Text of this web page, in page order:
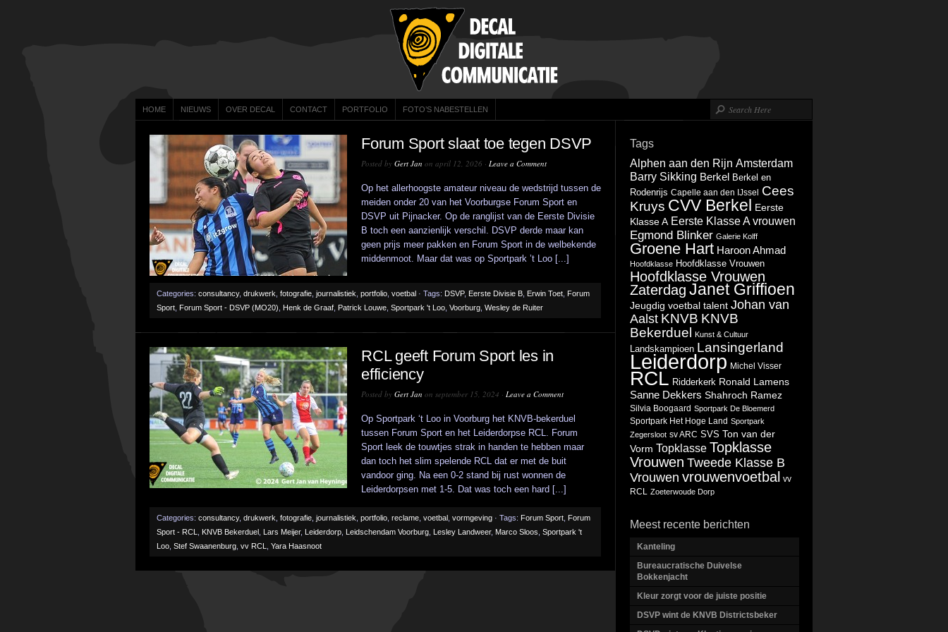
HOME NIEUWS OVER DECAL CONTACT PORTFOLIO FOTO’S NABESTELLEN
Forum Sport slaat toe tegen DSVP
Posted by Gert Jan on april 12, 2026 · Leave a Comment
Op het allerhoogste amateur niveau de wedstrijd tussen de
meiden onder 20 van het Voorburgse Forum Sport en
DSVP uit Pijnacker. Op de ranglijst van de Eerste Divisie
B toch een aanzienlijk verschil. DSVP derde maar kan
geen prijs meer pakken en Forum Sport in de welbekende
middenmoot. Maar dat was op Sportpark ’t Loo [...]
Categories: consultancy, drukwerk fotografie journalistiek portfolio voetbal · Tags: DSVP, Eerste Divisie B Erwin Toet Forum
Sport Forum Sport - DSVP (MO20) Henk de Graaf Patrick Louwe Sportpark 't Loo Voorburg Wesley de Ruiter
RCL geeft Forum Sport les in
efficiency
Posted by Gert Jan on september 15, 2024 · Leave a Comment
Op Sportpark ‘t Loo in Voorburg het KNVB-bekerduel
tussen Forum Sport en het Leiderdorpse RCL. Forum
Sport leek de touwtjes strak in handen te hebben maar
dan toch het slim spelende RCL dat er met de buit
vandoor ging. Na een 0-2 stand bij rust wonnen de
Leiderdorpsen met 1-5. Dat was toch een hard [...]
Categories: consultancy, drukwerk fotografie journalistiek portfolio reclame voetbal vormgeving · Tags: Forum Sport Forum
Sport - RCL
KNVB Bekerduel Lars Meijer, Leiderdorp Leidschendam Voorburg Lesley Landweer, Marco Sloos Sportpark 't
Loo Stef Swaanenburg vv RCL Yara Haasnoot
Tags
Alphen aan den Rijn Amsterdam
Barry Sikking Berkel Berkel en
Rodenrijs Capelle aan den IJssel
Cees
Kruys CVV Berkel Eerste
Klasse A Eerste Klasse A vrouwen
Egmond Blinker Galerie Kolff
Groene Hart Haroon Ahmad
Hoofdklasse Hoofdklasse Vrouwen
Hoofdklasse Vrouwen
Zaterdag Janet Griffioen
Jeugdig voetbal talent Johan van
Aalst KNVB KNVB
Bekerduel
Kunst & Cultuur
Landskampioen Lansingerland
Leiderdorp Michel Visser
RCL Ridderkerk Ronald Lamens
Sanne Dekkers Shahroch Ramez
Silvia Boogaard Sportpark De Bloemerd
Sportpark Het Hoge Land Sportpark
Zegersloot sv ARC SVS Ton van der
Vorm Topklasse Topklasse
Vrouwen Tweede Klasse B
Vrouwen vrouwenvoetbal
vv
RCL
Zoeterwoude Dorp
Meest recente berichten
Kanteling
Bureaucratische Duivelse
Bokkenjacht
Kleur zorgt voor de juiste positie
DSVP wint de KNVB Districtsbeker